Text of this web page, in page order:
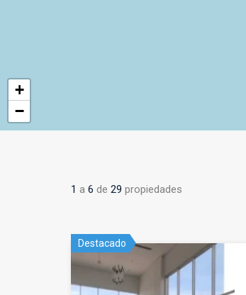
+
−
1 a 6 de 29 propiedades
Destacado